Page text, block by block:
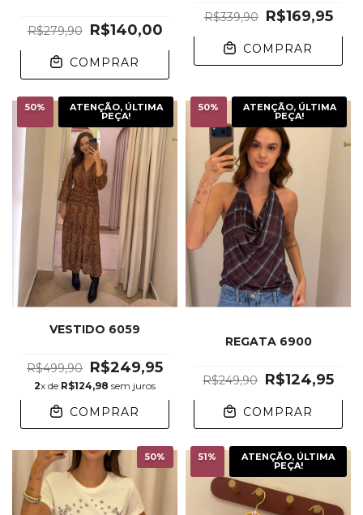
R$279,90 R$140,00
COMPRAR
R$339,90 R$169,95
COMPRAR
50% ATENÇÃO, ÚLTIMA
PEÇA!
VESTIDO 6059
R$499,90 R$249,95
2x de R$124,98 sem juros
COMPRAR
50% ATENÇÃO, ÚLTIMA
PEÇA!
REGATA 6900
R$249,90 R$124,95
COMPRAR
50% 51% ATENÇÃO, ÚLTIMA
PEÇA!